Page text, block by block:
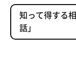
知って得する
話」